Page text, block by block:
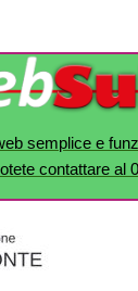
semplice e
contattare al